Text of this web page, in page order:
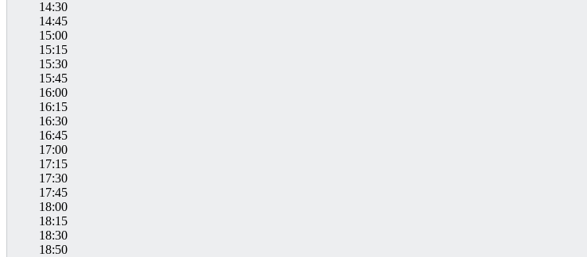
14:30
14:45
15:00
15:15
15:30
15:45
16:00
16:15
16:30
16:45
17:00
17:15
17:30
17:45
18:00
18:15
18:30
18:50